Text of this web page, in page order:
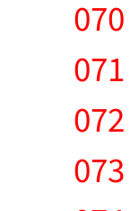
070
071
072
073